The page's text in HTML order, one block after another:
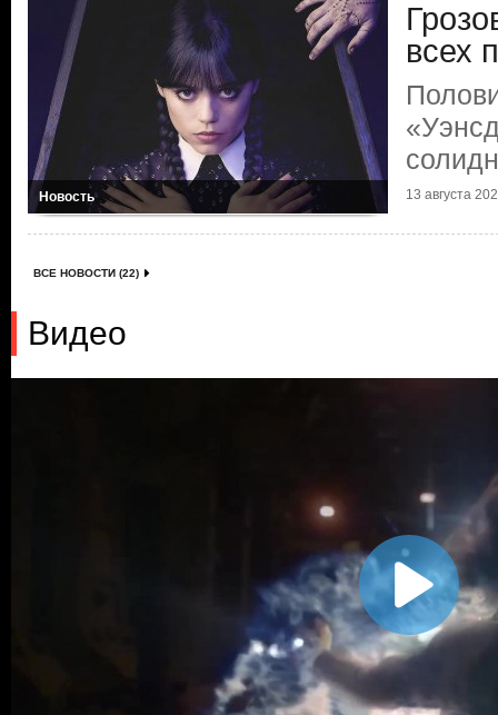
Новость
всех
13 августа
ВСЕ НОВОСТИ (22)
Видео